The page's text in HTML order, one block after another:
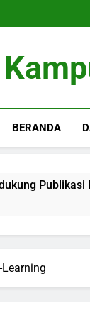
BERANDA
Ilmiah